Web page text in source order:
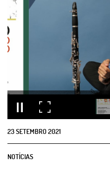
23SETEMBRO2021
NOTÍCIAS